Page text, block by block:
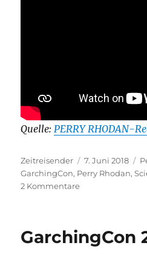
Quelle: PERRY RHODAN-
Autor
Zeitreisender
Veröffentlicht
am
7. Juni 2018
GarchingCon, Perry Rhodan,
2 Kommentarezu
PERRY
RHODAN-
GarchingCon